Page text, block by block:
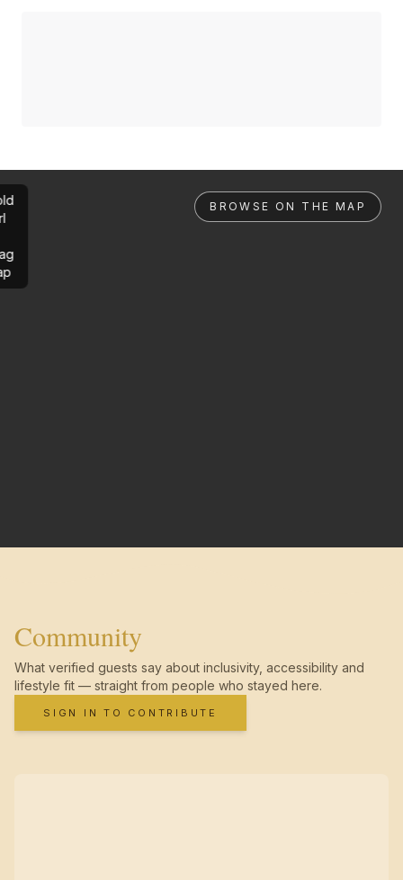
BROWSE ON THE MAP
Community
What verified guests say about inclusivity, accessibility and
lifestyle fit — straight from people who stayed here.
SIGN IN TO CONTRIBUTE